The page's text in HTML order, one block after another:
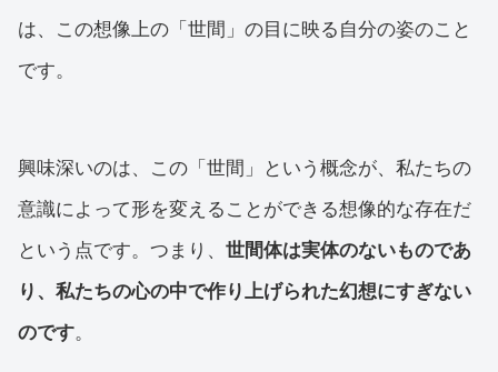
は、この想像上の「世間」の目に映る自分の姿のこと
です。
興味深いのは、この「世間」という概念が、私たちの
意識によって形を変えることができる想像的な存在だ
という点です。つまり、 世間体は実体のないものであ
り、私たちの心の中で作り上げられた幻想にすぎない
のです。